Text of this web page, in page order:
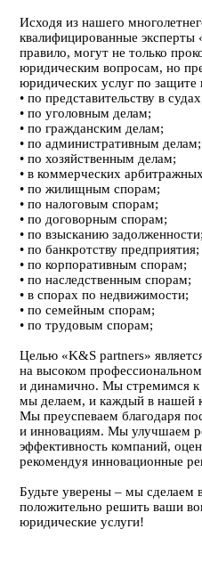
Исходя из нашего
квалифицированные эксперты
правило, могут не только
юридическим вопросам, но
юридических услуг по защите
• по представительству в
• по уголовным делам;
• по гражданским делам;
• по административным делам;
• по хозяйственным делам;
• в коммерческих
• по жилищным спорам;
• по налоговым спорам;
• по договорным спорам;
• по взысканию задолженности;
• по банкротству предприятия;
• по корпоративным спорам;
• по наследственным спорам;
• в спорах по недвижимости;
• по семейным спорам;
• по трудовым спорам;
Целью «K&S partners»
на высоком
и динамично. Мы стремимся к
мы делаем, и каждый в нашей
Мы преуспеваем благодаря
и инновациям. Мы улучшаем
эффективность компаний,
рекомендуя инновационные
Будьте уверены – мы сделаем
положительно решить ваши
юридические услуги!